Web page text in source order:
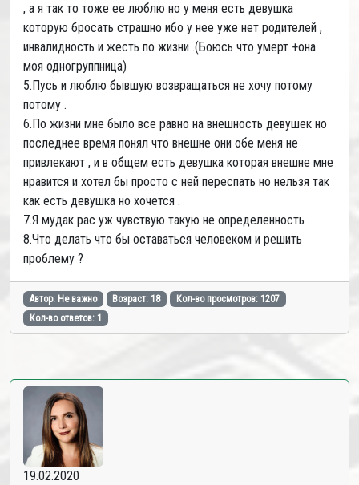
, а я так то тоже ее люблю но у меня есть девушка
которую бросать страшно ибо у нее уже нет родителей ,
инвалидность и жесть по жизни .(Боюсь что умерт +она
моя одногруппница)
5.Пусь и люблю бывшую возвращаться не хочу потому
потому .
6.По жизни мне было все равно на внешность девушек но
последнее время понял что внешне они обе меня не
привлекают , и в общем есть девушка которая внешне мне
нравится и хотел бы просто с ней переспать но нельзя так
как есть девушка но хочется .
7.Я мудак рас уж чувствую такую не определенность .
8.Что делать что бы оставаться человеком и решить
проблему ?
Автор: Не важно Возраст: 18
Кол-во просмотров: 1207
Кол-во ответов: 1
19.02.2020